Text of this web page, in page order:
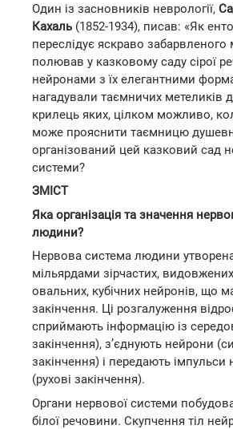
Один із засновників неврології,
Кахаль (1852-1934), писав: «Як
переслідує яскраво забарвленого
полював у казковому саду сірої
нейронами з їх елегантними
нагадували таємничих метеликів
крилець яких, цілком можливо,
може прояснити таємницю
організований цей казковий сад
системи?
ЗМІСТ
Яка організація та значення
людини?
Нервова система людини
мільярдами зірчастих,
овальних, кубічних нейронів, що
закінчення. Ці розгалуження
сприймають інформацію із
закінчення), з’єднують нейрони
закінчення) і передають імпульси
(рухові закінчення).
Органи нервової системи
білої речовини. Скупчення тіл